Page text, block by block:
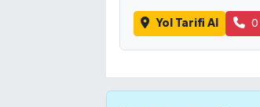
Yol Tarifi Al 0